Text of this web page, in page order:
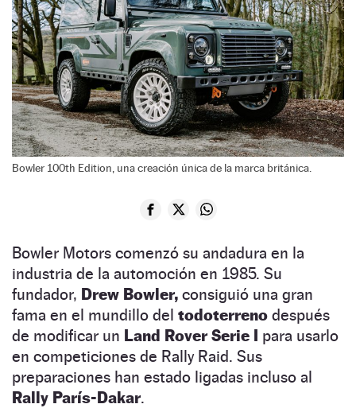
Bowler 100th Edition, una creación única de la marca británica.
Bowler Motors comenzó su andadura en la
industria de la automoción en 1985. Su
fundador, Drew Bowler, consiguió una gran
fama en el mundillo del todoterreno después
de modificar un Land Rover Serie I para usarlo
en competiciones de Rally Raid. Sus
preparaciones han estado ligadas incluso al
Rally París-Dakar.